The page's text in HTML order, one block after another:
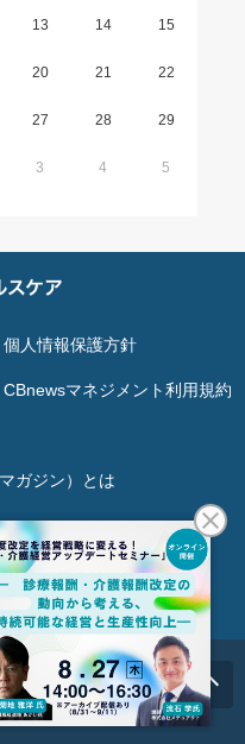
13 14 15
20 21 22
27 28 29
3 4 5
個人情報保護方針
CBnewsマネジメント利用規約
ガジン）とは
は固く禁じます。
Ltd.